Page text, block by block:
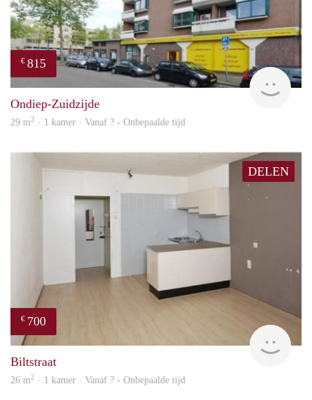
€ 815
rent
Ondiep-Zuidzijde
29 m2 · 1 kamer · Vanaf ? - Onbepaalde tijd
DELEN
€ 700
Biltstraat
26 m2 · 1 kamer · Vanaf ? - Onbepaalde tijd